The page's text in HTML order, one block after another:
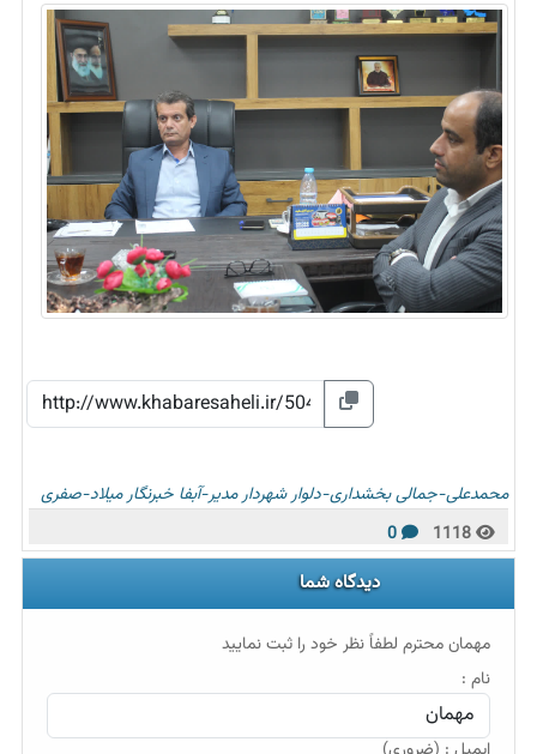
محمدعلی-جمالیبخشداری-دلوارشهردارمدیر-آبفا خبرنگارمیلاد-صفری
دیدگاه شما
مهمان محترم لطفاً نظر خود را ثبت نمایید
نام :